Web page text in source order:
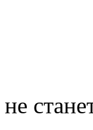
не